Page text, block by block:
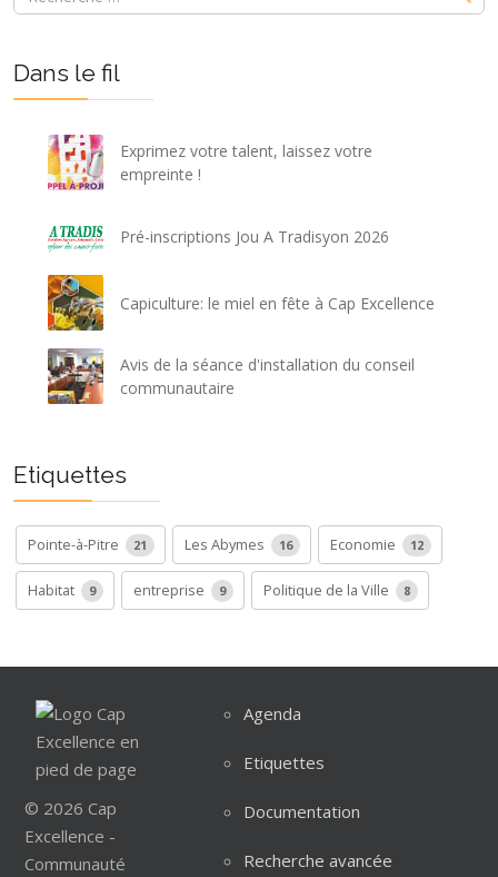
Dans le fil
Exprimez votre talent, laissez votre
empreinte !
Pré-inscriptions Jou A Tradisyon 2026
Capiculture: le miel en fête à Cap Excellence
Avis de la séance d'installation du conseil
communautaire
Etiquettes
Pointe-à-Pitre 21 Les Abymes 16 Economie 12
Habitat 9 entreprise 9 Politique de la Ville 8
© 2026 Cap
Excellence -
Communauté
Agenda
Etiquettes
Documentation
Recherche avancée